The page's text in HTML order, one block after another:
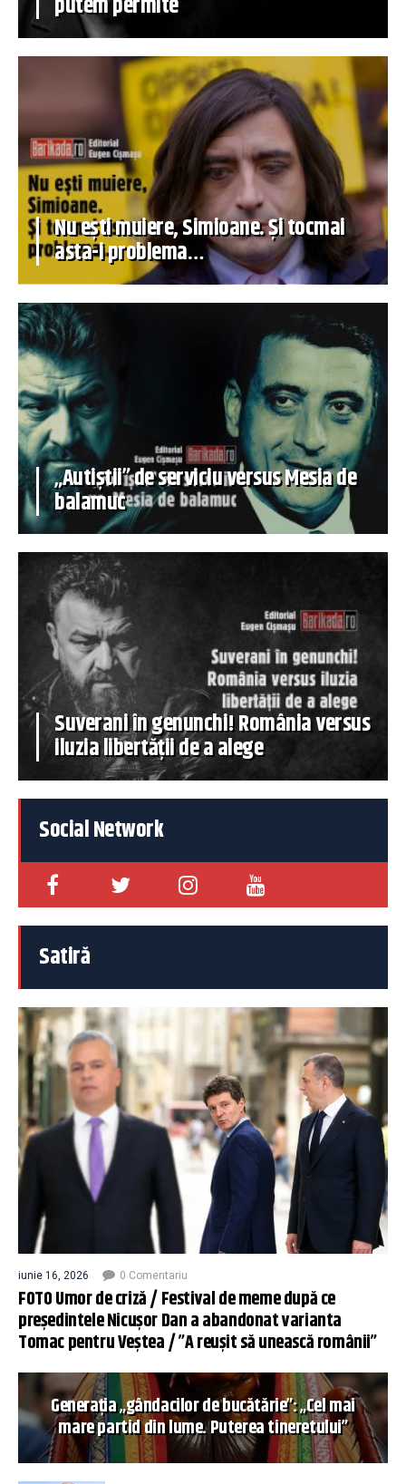
Nu ești muiere, Simioane. Și tocmai
asta-i problema…
„Autiștii” de serviciu versus Mesia de
balamuc
Suverani în genunchi! România versus
iluzia libertății de a alege
Social Network
Satiră
iunie 16, 2026 0 Comentariu
FOTO Umor de criză / Festival de meme după ce
președintele Nicușor Dan a abandonat varianta
Tomac pentru Veștea / ”A reușit să unească românii”
Generația „gândacilor de bucătărie”: „Cel mai
mare partid din lume. Puterea tineretului”